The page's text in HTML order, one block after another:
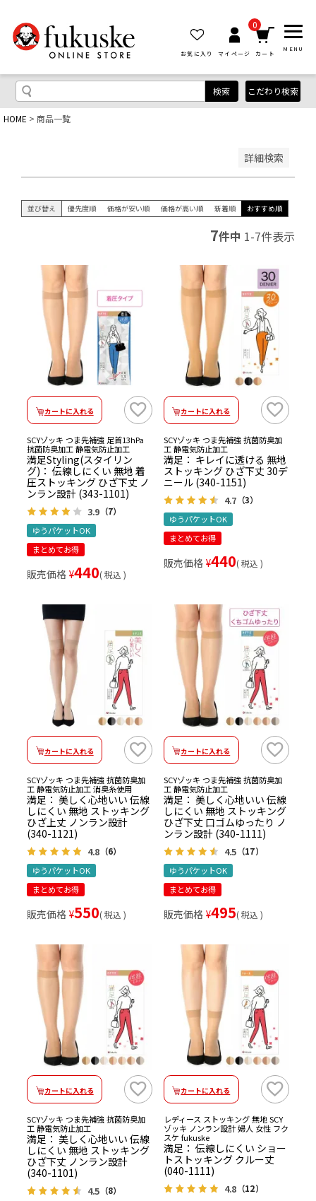
お気に入り マイページ
0
カート
MENU
検索 こだわり検索
HOME 商品一覧
詳細検索
レビュー順
キーワードヒット順
並び替え 優先度順 価格が安い順 価格が高い順 新着順 おすすめ順
7件中 1-7件表示
カートに入れる
SCYゾッキ つま先補強 足首13hPa
抗菌防臭加工 静電気防止加工
満足Styling(スタイリン
グ)： 伝線しにくい 無地 着
圧ストッキング ひざ下丈 ノ
ンラン設計 (343-1101)
3.9 （7）
ゆうパケットOK
まとめてお得
販売価格 ¥440 税込
カートに入れる
SCYゾッキ つま先補強 抗菌防臭加
工 静電気防止加工
満足： キレイに透ける 無地
ストッキング ひざ下丈 30デ
ニール (340-1151)
4.7 （3）
ゆうパケットOK
まとめてお得
販売価格 ¥440 税込
カートに入れる
SCYゾッキ つま先補強 抗菌防臭加
工 静電気防止加工 消臭糸使用
満足： 美しく心地いい 伝線
しにくい 無地 ストッキング
ひざ上丈 ノンラン設計
(340-1121)
4.8 （6）
ゆうパケットOK
まとめてお得
販売価格 ¥550 税込
カートに入れる
SCYゾッキ つま先補強 抗菌防臭加
工 静電気防止加工
満足： 美しく心地いい 伝線
しにくい 無地 ストッキング
ひざ下丈 口ゴムゆったり ノ
ンラン設計 (340-1111)
4.5 （17）
ゆうパケットOK
まとめてお得
販売価格 ¥495 税込
カートに入れる
SCYゾッキ つま先補強 抗菌防臭加
工 静電気防止加工
満足： 美しく心地いい 伝線
しにくい 無地 ストッキング
ひざ下丈 ノンラン設計
(340-1101)
4.5 （8）
カートに入れる
レディース ストッキング 無地 SCY
ゾッキ ノンラン設計 婦人 女性 フク
スケ fukuske
満足： 伝線しにくい ショー
トストッキング クルー丈
(040-1111)
4.8 （12）